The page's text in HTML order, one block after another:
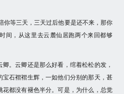
等三天，三天过后他要是还不来，那你
间，从这里去云麓仙居跑两个来回都够
。云卿还是那么好看，绾着松松的发，
石褶褶生辉，一如他们分别的那天，甚
都没有褪色半分。可是，为什么，总觉